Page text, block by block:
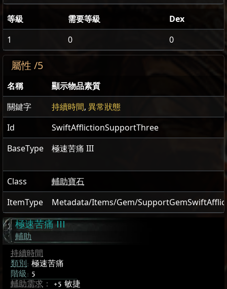
等級 需要等級
Dex
1
0 0
屬性 /5
名稱
顯示物品素質
關鍵字
持續時間, 異常狀態
Id
SwiftAfflictionSupportThree
BaseType
極速苦痛 III
Class
輔助寶石
ItemType
Metadata/Items/Gem/
極速苦痛 III
輔助
持續時間
類別 : 極速苦痛
階級: 5
輔助需求 ： +5 敏捷